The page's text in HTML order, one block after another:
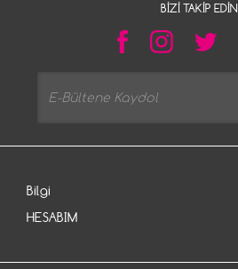
BIZI TAKIP EDIN
Bilgi
HESABIM